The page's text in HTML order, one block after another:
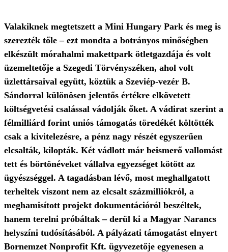
Valakiknek megtetszett a Mini Hungary Park és meg is
szerezték tőle – ezt mondta a botrányos minőségben
elkészült mórahalmi makettpark ötletgazdája és volt
üzemeltetője a Szegedi Törvényszéken, ahol volt
üzlettársaival együtt, köztük a Szeviép-vezér B.
Sándorral különösen jelentős értékre elkövetett
költségvetési csalással vádolják őket. A vádirat szerint a
félmilliárd forint uniós támogatás töredékét költötték
csak a kivitelezésre, a pénz nagy részét egyszerűen
elcsalták, kilopták. Két vádlott már beismerő vallomást
tett és börtönéveket vállalva egyezséget kötött az
ügyészséggel. A tagadásban lévő, most meghallgatott
terheltek viszont nem az elcsalt százmilliókról, a
meghamisított projekt dokumentációról beszéltek,
hanem terelni próbáltak – derül ki a Magyar Narancs
helyszíni tudósításából. A pályázati támogatást elnyert
Bornemzet Nonprofit Kft. ügyvezetője egyenesen a